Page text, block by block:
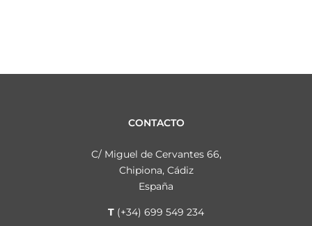
CONTACTO
C/ Miguel de Cervantes 66,
Chipiona, Cádiz
España
T (+34) 699 549 234